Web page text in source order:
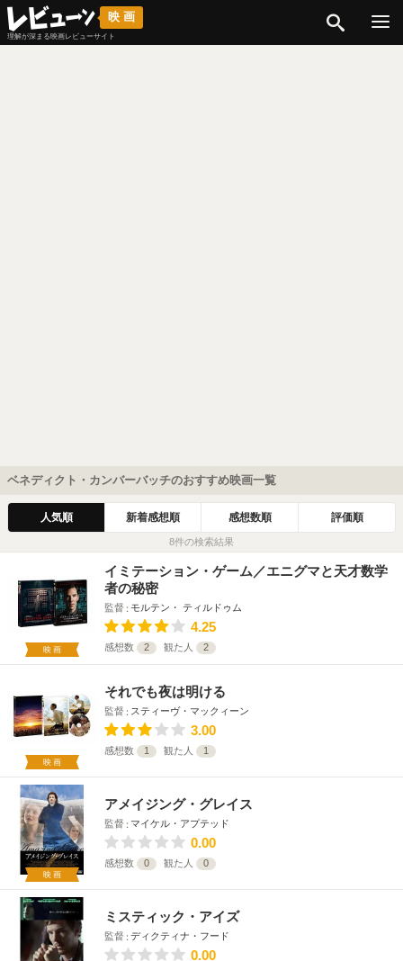
映画
理解が深まる映画レビューサイト
ベネディクト・カンバーバッチのおすすめ映画一覧
人気順 新着感想順 感想数順 評価順
8件の検索結果
映画
イミテーション・ゲーム／エニグマと天才数学
者の秘密
監督 モルテン・ ティルドゥム
4.25
感想数 2 観た人 2
映画
それでも夜は明ける
監督 スティーヴ・マックィーン
3.00
感想数 1 観た人 1
映画
アメイジング・グレイス
監督 マイケル・アプテッド
0.00
感想数 0 観た人 0
ミスティック・アイズ
監督 ディクティナ・フード
0.00